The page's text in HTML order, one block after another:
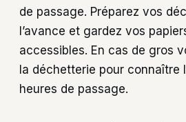
de passage. Préparez vos
l’avance et gardez vos
accessibles. En cas de gros
la déchetterie pour connaître
heures de passage.